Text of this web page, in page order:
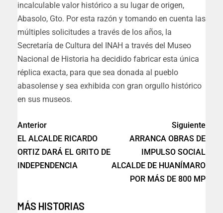
incalculable valor histórico a su lugar de origen,
Abasolo, Gto. Por esta razón y tomando en cuenta las
múltiples solicitudes a través de los años, la
Secretaría de Cultura del INAH a través del Museo
Nacional de Historia ha decidido fabricar esta única
réplica exacta, para que sea donada al pueblo
abasolense y sea exhibida con gran orgullo histórico
en sus museos.
Anterior
EL ALCALDE RICARDO
ORTIZ DARÁ EL GRITO DE
INDEPENDENCIA
Siguiente
ARRANCA OBRAS DE
IMPULSO SOCIAL
ALCALDE DE HUANÍMARO
POR MÁS DE 800 MP
MÁS HISTORIAS